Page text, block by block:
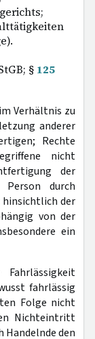
§ 125
Verhältnis zu
anderer
Rechte
nicht
der
Person durch
der
von der
ein
fahrlässig
Folge nicht
Nichteintritt
den